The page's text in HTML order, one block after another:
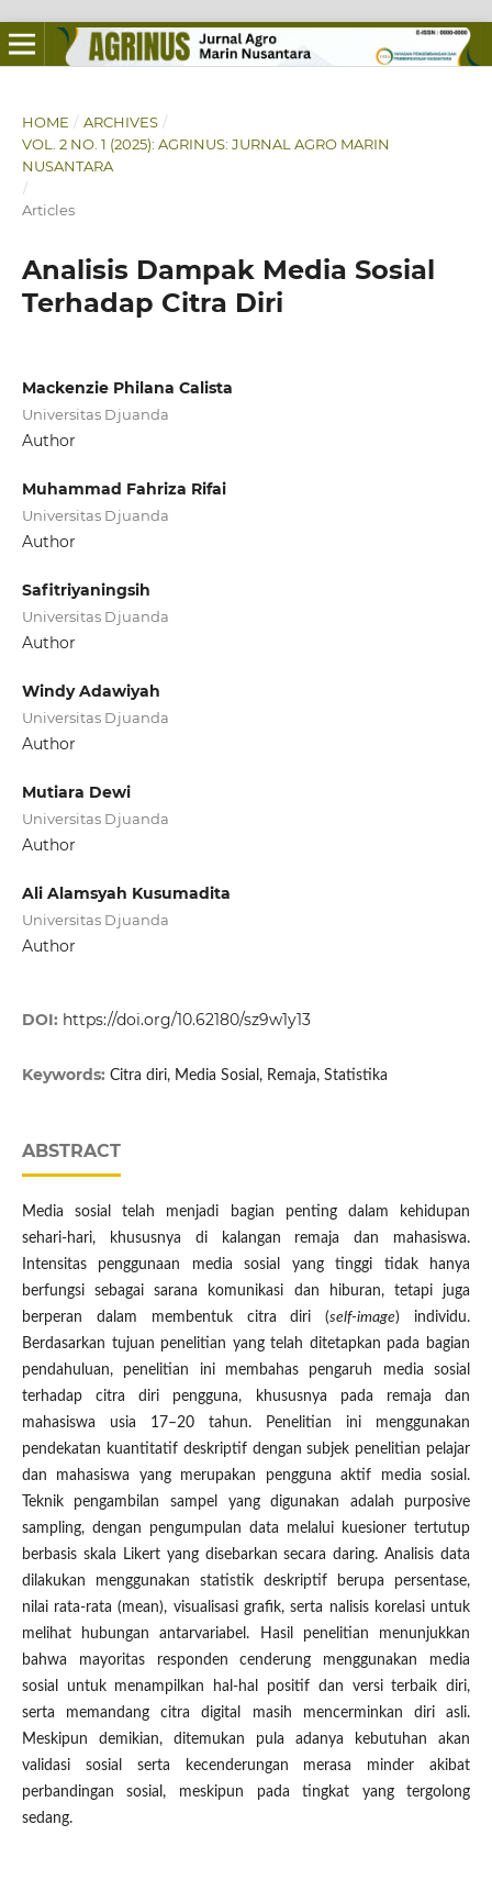
HOME / ARCHIVES /
VOL. 2 NO. 1 (2025): AGRINUS: JURNAL AGRO MARIN
NUSANTARA
/
Articles
Analisis Dampak Media Sosial
Terhadap Citra Diri
Mackenzie Philana Calista
Universitas Djuanda
Author
Muhammad Fahriza Rifai
Universitas Djuanda
Author
Safitriyaningsih
Universitas Djuanda
Author
Windy Adawiyah
Universitas Djuanda
Author
Mutiara Dewi
Universitas Djuanda
Author
Ali Alamsyah Kusumadita
Universitas Djuanda
Author
DOI: https://doi.org/10.62180/sz9w1y13
Keywords: Citra diri, Media Sosial, Remaja, Statistika
ABSTRACT
Media sosial telah menjadi bagian penting dalam kehidupan
sehari-hari, khususnya di kalangan remaja dan mahasiswa.
Intensitas penggunaan media sosial yang tinggi tidak hanya
berfungsi sebagai sarana komunikasi dan hiburan, tetapi juga
berperan dalam membentuk citra diri (self-image) individu.
Berdasarkan tujuan penelitian yang telah ditetapkan pada bagian
pendahuluan, penelitian ini membahas pengaruh media sosial
terhadap citra diri pengguna, khususnya pada remaja dan
mahasiswa usia 17–20 tahun. Penelitian ini menggunakan
pendekatan kuantitatif deskriptif dengan subjek penelitian pelajar
dan mahasiswa yang merupakan pengguna aktif media sosial.
Teknik pengambilan sampel yang digunakan adalah purposive
sampling, dengan pengumpulan data melalui kuesioner tertutup
berbasis skala Likert yang disebarkan secara daring. Analisis data
dilakukan menggunakan statistik deskriptif berupa persentase,
nilai rata-rata (mean), visualisasi grafik, serta nalisis korelasi untuk
melihat hubungan antarvariabel. Hasil penelitian menunjukkan
bahwa mayoritas responden cenderung menggunakan media
sosial untuk menampilkan hal-hal positif dan versi terbaik diri,
serta memandang citra digital masih mencerminkan diri asli.
Meskipun demikian, ditemukan pula adanya kebutuhan akan
validasi sosial serta kecenderungan merasa minder akibat
perbandingan sosial, meskipun pada tingkat yang tergolong
sedang.